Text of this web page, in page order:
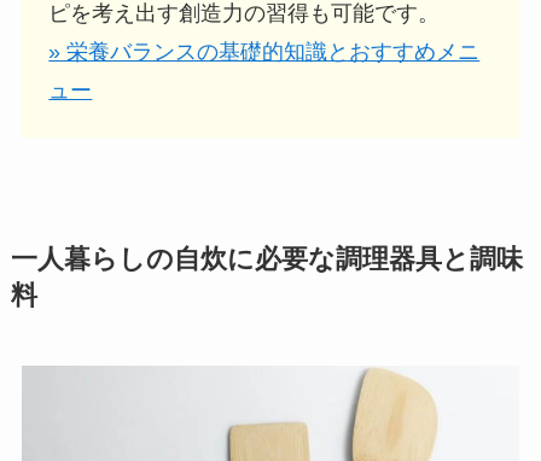
ピを考え出す創造力の習得も可能です。
» 栄養バランスの基礎的知識とおすすめメニ
ュー
一人暮らしの自炊に必要な調理器具と調味
料